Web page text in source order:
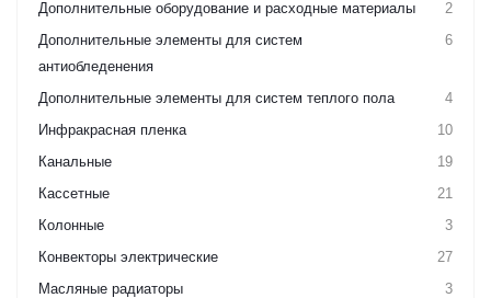
Дополнительные оборудование и расходные материалы
2
Дополнительные элементы для систем
антиобледенения
6
Дополнительные элементы для систем теплого пола
4
Инфракрасная пленка
10
Канальные
19
Кассетные
21
Колонные
3
Конвекторы электрические
27
Масляные радиаторы
3